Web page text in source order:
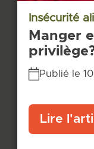
Insécurité
Manger
Publié le
Lire